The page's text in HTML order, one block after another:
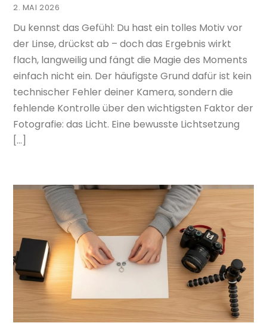
2. MAI 2026
Du kennst das Gefühl: Du hast ein tolles Motiv vor
der Linse, drückst ab – doch das Ergebnis wirkt
flach, langweilig und fängt die Magie des Moments
einfach nicht ein. Der häufigste Grund dafür ist kein
technischer Fehler deiner Kamera, sondern die
fehlende Kontrolle über den wichtigsten Faktor der
Fotografie: das Licht. Eine bewusste Lichtsetzung
[…]